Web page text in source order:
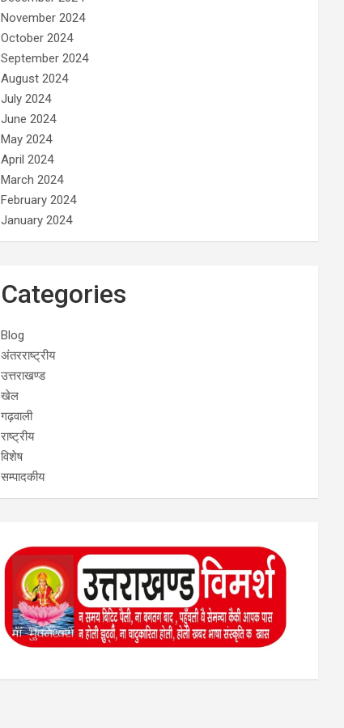
November 2024
October 2024
September 2024
August 2024
July 2024
June 2024
May 2024
April 2024
March 2024
February 2024
January 2024
Categories
Blog
अंतरराष्ट्रीय
उत्तराखण्ड
खेल
गढ़वाली
राष्ट्रीय
विशेष
सम्पादकीय